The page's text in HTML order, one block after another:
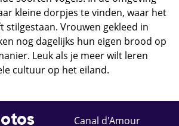
kleine dorpjes te vinden, waar het
stilgestaan. Vrouwen gekleed in
nog dagelijks hun eigen brood op
Leuk als je meer wilt leren
cultuur op het eiland.
Canal d'Amour